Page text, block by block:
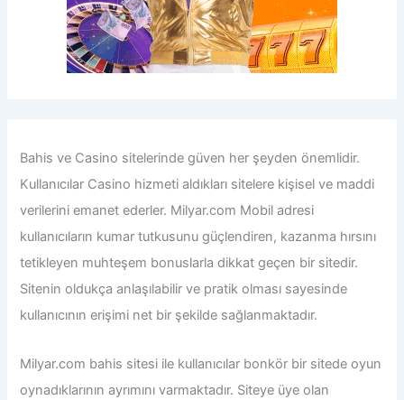
Bahis ve Casino sitelerinde güven her şeyden önemlidir.
Kullanıcılar Casino hizmeti aldıkları sitelere kişisel ve maddi
verilerini emanet ederler. Milyar.com Mobil adresi
kullanıcıların kumar tutkusunu güçlendiren, kazanma hırsını
tetikleyen muhteşem bonuslarla dikkat geçen bir sitedir.
Sitenin oldukça anlaşılabilir ve pratik olması sayesinde
kullanıcının erişimi net bir şekilde sağlanmaktadır.
Milyar.com bahis sitesi ile kullanıcılar bonkör bir sitede oyun
oynadıklarının ayrımını varmaktadır. Siteye üye olan